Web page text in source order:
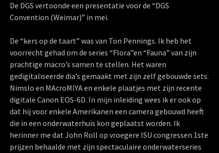
De DGS vertoonde een presentatie voor de “DGS
Convention (Weimar)” in mei.
De “kers op de taart” was van Ton Pennings. Ik heb het
voorrecht gehad om de series “Flora”en “Fauna” van zijn
prachtige macro’s samen te stellen. Het waren
gedigitaliseerde dia’s gemaakt met zijn zelf gebouwde sets:
Nimslo en MAcroMIYA en enkele plaatjes met zijn recente
digitale Canon EOS-6D. In mijn inleiding wees ik er ook op
dat hij voor enkele Amerikanen een camera gebouwd heeft
die in een onderwaterhuis kon geplaatst worden. Ik
herinner me dat John Roll op vroegere ISU congressen 1ste
prijzen behaalde met zijn spectaculaire onderwaterseries